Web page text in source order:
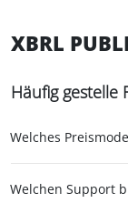
XBRL
Häufig gestelle
Welches
Welchen Support